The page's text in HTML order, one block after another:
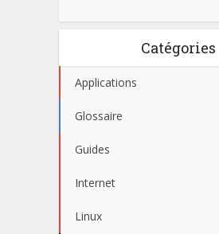
Catégories
Applications
Glossaire
Guides
Internet
Linux